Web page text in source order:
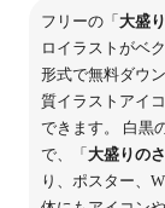
フリーの「 大盛
ロイラストがベ
形式で無料ダウ
質イラストアイ
できます。 白黒
で、「 大盛りの
り、ポスター、